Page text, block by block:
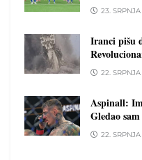
23.
Iranci pišu
22.
Aspinall:
Gledao
22.